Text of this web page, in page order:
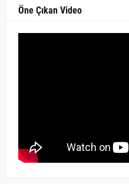
Öne Çıkan Video